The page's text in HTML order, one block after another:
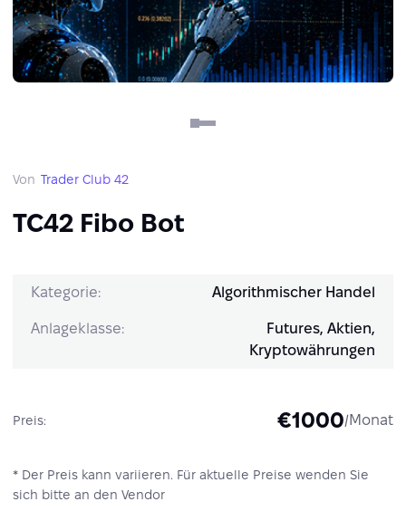
Von Trader Club 42
TC42 Fibo Bot
Kategorie: Algorithmischer Handel
Anlageklasse:
Futures, Aktien,
Kryptowährungen
Preis: €1000/Monat
* Der Preis kann variieren. Für aktuelle Preise wenden Sie
sich bitte an den Vendor